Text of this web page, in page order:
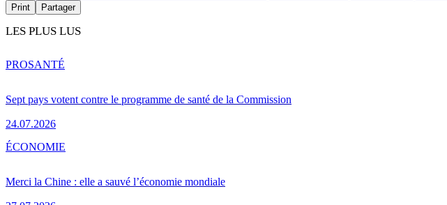
Print Partager
LES PLUS LUS
Sept pays votent contre le programme de santé de la Commission
24.07.2026
PROSANTÉ
Merci la Chine : elle a sauvé l’économie mondiale
ÉCONOMIE